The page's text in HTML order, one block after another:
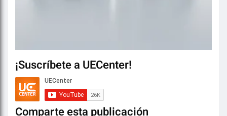
¡Suscríbete a UECenter!
Comparte esta publicación